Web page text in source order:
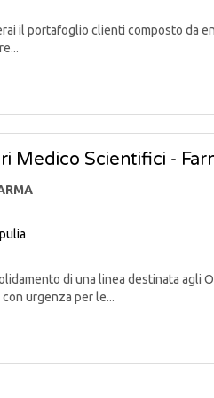
il portafoglio clienti composto da
Medico Scientifici -
di una linea destinata agli
urgenza per le...